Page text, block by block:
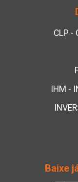
CLP -
IHM -
Baixe